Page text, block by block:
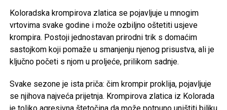
održavaju jedinstvenu, često pogrešno shvaćenu kulturu,
koja uključuje fokus na koncepte “čistog” i “nečistog”.
Kulturne prakse:Kalaši imaju jedinstvenu i živopisnu
kulturu u kojoj slave i obožavaju prirodu kroz pjesmu, ples i
žrtve. Žene igraju značajnu ulogu i imaju visok status u
svojoj zajednici.
Položaj: Kalaši se nalaze u okrugu Chitral u provinciji
Koloradska krompirova zlatica se pojavljuje u mnogim
vrtovima svake godine i može ozbiljno oštetiti usjeve
krompira. Postoji jednostavan prirodni trik s domaćim
sastojkom koji pomaže u smanjenju njenog prisustva, ali je
ključno početi s njom u proljeće, prilikom sadnje.
Svake sezone je ista priča: čim krompir proklija, pojavljuje
se njihova najveća prijetnja. Krompirova zlatica iz Kolorada